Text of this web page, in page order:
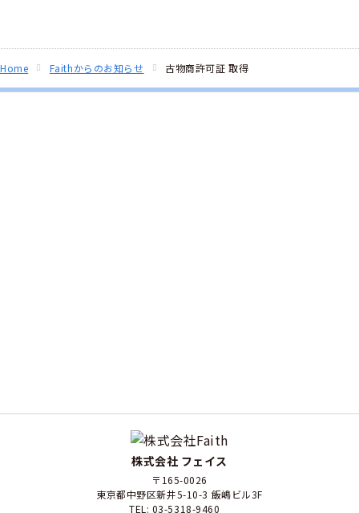
Home Faithからのお知らせ 古物商許可証 取得
株式会社 フェイス
〒165-0026
東京都中野区新井5-10-3 飯嶋ビル3F
TEL: 03-5318-9460